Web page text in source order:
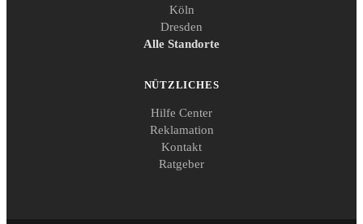
Köln
Dresden
Alle Standorte
NÜTZLICHES
Hilfe Center
Reklamation
Kontakt
Ratgeber